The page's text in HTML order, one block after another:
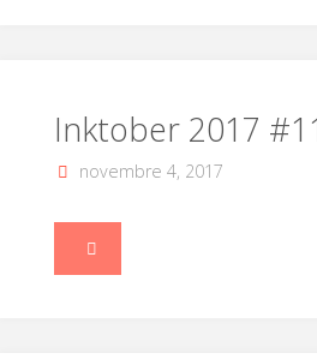
Inktober 2017
novembre 4, 2017
"Inktober